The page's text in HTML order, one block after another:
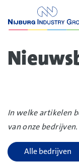
overslaan
In welke artikelen
van onze bedrijven.
Filters
overslaan
Alle bedrijven